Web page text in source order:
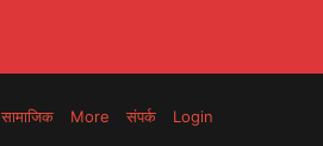
सामाजिक More संपर्क Login